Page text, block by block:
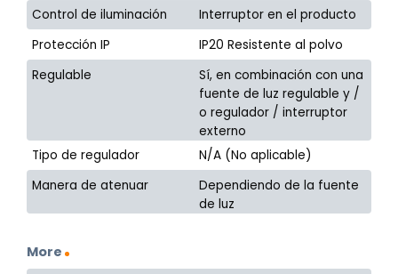
Control de iluminación
Interruptor en el producto
Protección IP
IP20 Resistente al polvo
Regulable
Sí, en combinación con una
fuente de luz regulable y /
o regulador / interruptor
externo
Tipo de regulador
N/A (No aplicable)
Manera de atenuar
Dependiendo de la fuente
de luz
More